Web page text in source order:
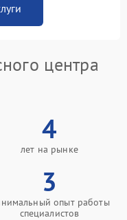
центра
4
лет на рынке
3
опыт работы
специалистов